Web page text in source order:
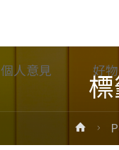
個人意見 好